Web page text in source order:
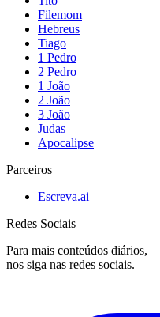
Filemom
Hebreus
Tiago
1 Pedro
2 Pedro
1 João
2 João
3 João
Judas
Apocalipse
Parceiros
Escreva.ai
Redes Sociais
Para mais conteúdos diários,
nos siga nas redes sociais.